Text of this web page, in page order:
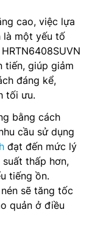
cao, việc lựa
là một yếu tố
HRTN6408SUVN
tiến, giúp giảm
đáng kể,
tối ưu.
bằng cách
cầu sử dụng
đạt đến mức lý
thấp hơn,
tiếng ồn.
sẽ tăng tốc
quản ở điều